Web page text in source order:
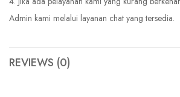
Admin kami melalui layanan chat yang tersedia.
REVIEWS (0)